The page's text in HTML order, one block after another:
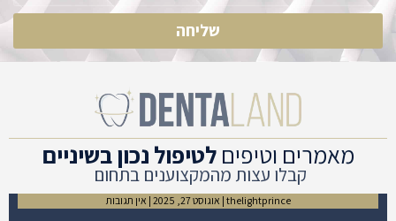
שליחה
מאמרים וטיפים לטיפול נכון בשיניים
קבלו עצות מהמקצוענים בתחום
thelightprince אוגוסט 27, 2025 אין תגובות